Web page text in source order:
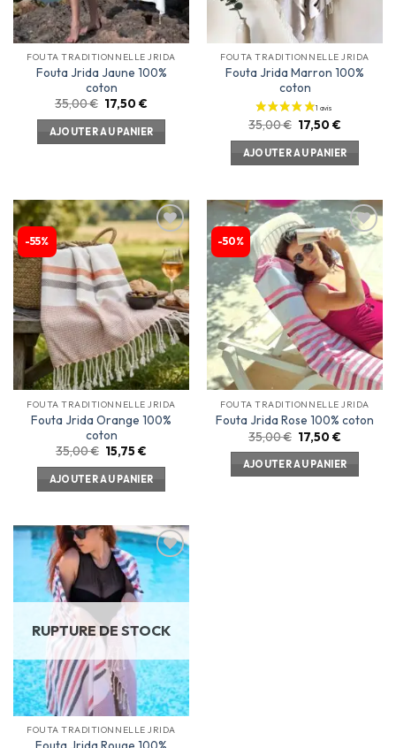
1 avis
FOUTA TRADITIONNELLE JRIDA
Fouta Jrida Jaune 100%
coton
35,00€ 17,50€
AJOUTER AU PANIER
FOUTA TRADITIONNELLE JRIDA
Fouta Jrida Marron 100%
coton
35,00€ 17,50€
AJOUTER AU PANIER
-55%
Ajouter
à la
liste
d’envies
FOUTA TRADITIONNELLE JRIDA
Fouta Jrida Orange 100%
coton
35,00€ 15,75€
AJOUTER AU PANIER
-50%
Ajouter
à la
liste
d’envies
FOUTA TRADITIONNELLE JRIDA
Fouta Jrida Rose 100% coton
35,00€ 17,50€
AJOUTER AU PANIER
Ajouter
à la
RUPTURE DE STOCK
FOUTA TRADITIONNELLE JRIDA